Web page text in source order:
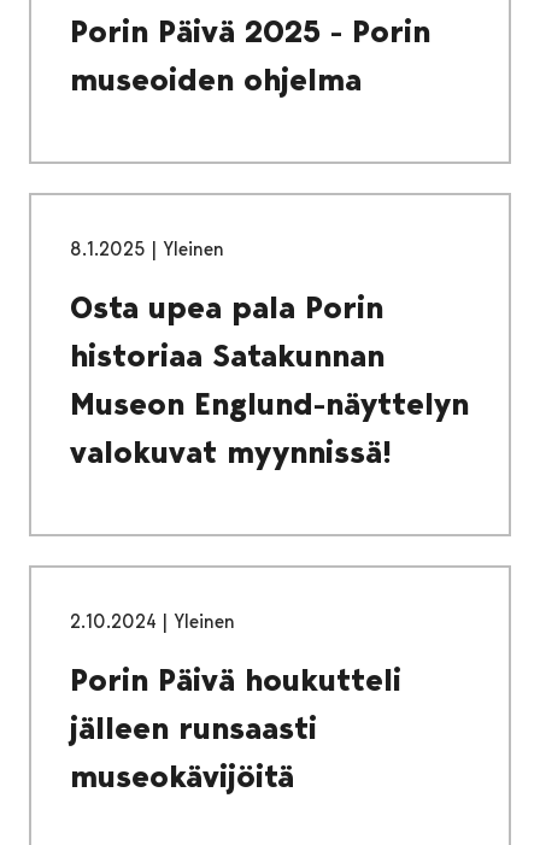
Porin Päivä 2025 - Porin
museoiden ohjelma
8.1.2025 | Yleinen
Osta upea pala Porin
historiaa Satakunnan
Museon Englund-näyttelyn
valokuvat myynnissä!
2.10.2024 | Yleinen
Porin Päivä houkutteli
jälleen runsaasti
museokävijöitä